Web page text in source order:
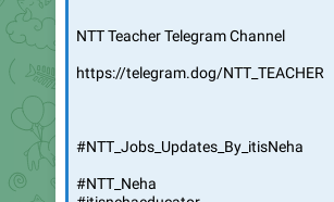
https://telegram.dog/NTT_TEACHER
#NTT_Neha
#itisnehaeducator